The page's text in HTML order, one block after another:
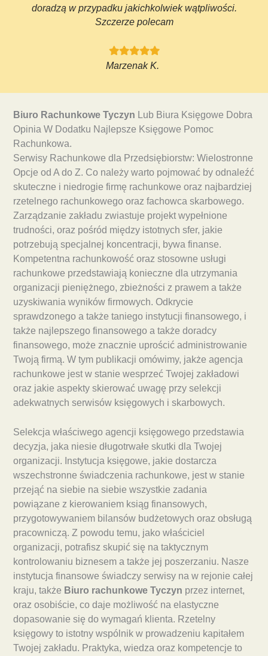
doradzą w przypadku jakichkolwiek wątpliwości.
Szczerze polecam
Marzenak K.
Biuro Rachunkowe Tyczyn Lub Biura Księgowe Dobra
Opinia W Dodatku Najlepsze Księgowe Pomoc
Rachunkowa.
Serwisy Rachunkowe dla Przedsiębiorstw: Wielostronne
Opcje od A do Z. Co należy warto pojmować by odnaleźć
skuteczne i niedrogie firmę rachunkowe oraz najbardziej
rzetelnego rachunkowego oraz fachowca skarbowego.
Zarządzanie zakładu zwiastuje projekt wypełnione
trudności, oraz pośród między istotnych sfer, jakie
potrzebują specjalnej koncentracji, bywa finanse.
Kompetentna rachunkowość oraz stosowne usługi
rachunkowe przedstawiają konieczne dla utrzymania
organizacji pieniężnego, zbieżności z prawem a także
uzyskiwania wyników firmowych. Odkrycie
sprawdzonego a także taniego instytucji finansowego, i
także najlepszego finansowego a także doradcy
finansowego, może znacznie uprościć administrowanie
Twoją firmą. W tym publikacji omówimy, jakże agencja
rachunkowe jest w stanie wesprzeć Twojej zakładowi
oraz jakie aspekty skierować uwagę przy selekcji
adekwatnych serwisów księgowych i skarbowych.
Selekcja właściwego agencji księgowego przedstawia
decyzja, jaka niesie długotrwałe skutki dla Twojej
organizacji. Instytucja księgowe, jakie dostarcza
wszechstronne świadczenia rachunkowe, jest w stanie
przejąć na siebie na siebie wszystkie zadania
powiązane z kierowaniem ksiąg finansowych,
przygotowywaniem bilansów budżetowych oraz obsługą
pracowniczą. Z powodu temu, jako właściciel
organizacji, potrafisz skupić się na taktycznym
kontrolowaniu biznesem a także jej poszerzaniu. Nasze
instytucja finansowe świadczy serwisy na w rejonie całej
kraju, także Biuro rachunkowe Tyczyn przez internet,
oraz osobiście, co daje możliwość na elastyczne
dopasowanie się do wymagań klienta. Rzetelny
księgowy to istotny wspólnik w prowadzeniu kapitałem
Twojej zakładu. Praktyka, wiedza oraz kompetencje to